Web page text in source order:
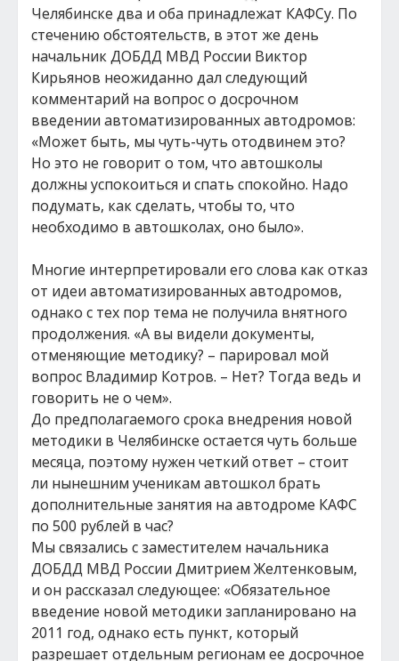
Челябинске два и оба принадлежат КАФСу. По
стечению обстоятельств, в этот же день
начальник ДОБДД МВД России Виктор
Кирьянов неожиданно дал следующий
комментарий на вопрос о досрочном
введении автоматизированных автодромов:
«Может быть, мы чуть-чуть отодвинем это?
Но это не говорит о том, что автошколы
должны успокоиться и спать спокойно. Надо
подумать, как сделать, чтобы то, что
необходимо в автошколах, оно было».
Многие интерпретировали его слова как отказ
от идеи автоматизированных автодромов,
однако с тех пор тема не получила внятного
продолжения. «А вы видели документы,
отменяющие методику? – парировал мой
вопрос Владимир Котров. – Нет? Тогда ведь и
говорить не о чем».
До предполагаемого срока внедрения новой
методики в Челябинске остается чуть больше
месяца, поэтому нужен четкий ответ – стоит
ли нынешним ученикам автошкол брать
дополнительные занятия на автодроме КАФС
по 500 рублей в час?
Мы связались с заместителем начальника
ДОБДД МВД России Дмитрием Желтенковым,
и он рассказал следующее: «Обязательное
введение новой методики запланировано на
2011 год, однако есть пункт, который
разрешает отдельным регионам ее досрочное